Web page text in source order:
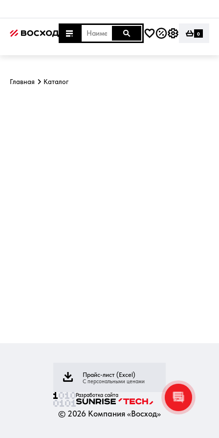
0
Главная Каталог
Прайс-лист (Excel)
С персональными ценами
Разработка сайта
© 2026 Компания «Восход»